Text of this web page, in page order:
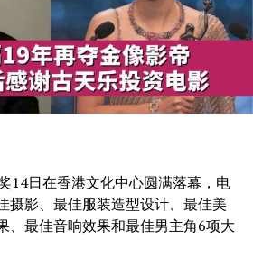
14日在香港文化中心圆满落幕，电
摄影、最佳服装造型设计、最佳美
、最佳音响效果和最佳男主角6项大